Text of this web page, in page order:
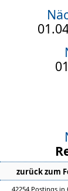
zurück zum
42254 Postings